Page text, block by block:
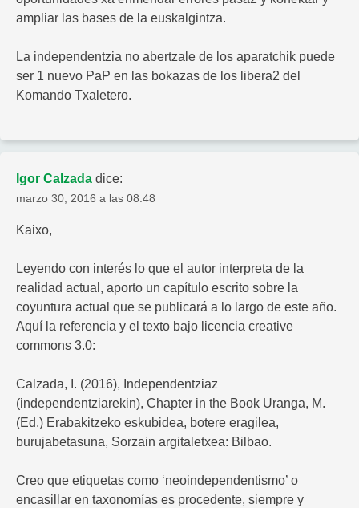
ampliar las bases de la euskalgintza.
La independentzia no abertzale de los aparatchik puede
ser 1 nuevo PaP en las bokazas de los libera2 del
Komando Txaletero.
Igor Calzada dice:
marzo 30, 2016 a las 08:48
Kaixo,
Leyendo con interés lo que el autor interpreta de la
realidad actual, aporto un capítulo escrito sobre la
coyuntura actual que se publicará a lo largo de este año.
Aquí la referencia y el texto bajo licencia creative
commons 3.0:
Calzada, I. (2016), Independentziaz
(independentziarekin), Chapter in the Book Uranga, M.
(Ed.) Erabakitzeko eskubidea, botere eragilea,
burujabetasuna, Sorzain argitaletxea: Bilbao.
Creo que etiquetas como ‘neoindependentismo’ o
encasillar en taxonomías es procedente, siempre y